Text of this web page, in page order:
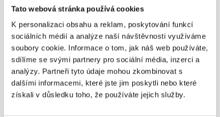
Tato webová stránka používá cookies
K personalizaci obsahu a reklam, poskytování funkcí
sociálních médií a analýze naší návštěvnosti využíváme
soubory cookie. Informace o tom, jak náš web používáte,
sdílíme se svými partnery pro sociální média, inzerci a
analýzy. Partneři tyto údaje mohou zkombinovat s
dalšími informacemi, které jste jim poskytli nebo které
získali v důsledku toho, že používáte jejich služby.
Založení a.s.
Akciové společnosti se v minulosti rozdělovaly na ty, které poskytují
veřejnou nabídku akcií a na ty, které tuto možnost nenabízely. Od
veřejné nabídky se však již upustilo a setkáme se pouze s druhou
variantou, kdy zakladatelé upisují akcie na celý základní kapitál.
Stanovy akciové společností upravuje§ 250 zákona o obchodních
korporacích a povinné jsou tyto údaje: